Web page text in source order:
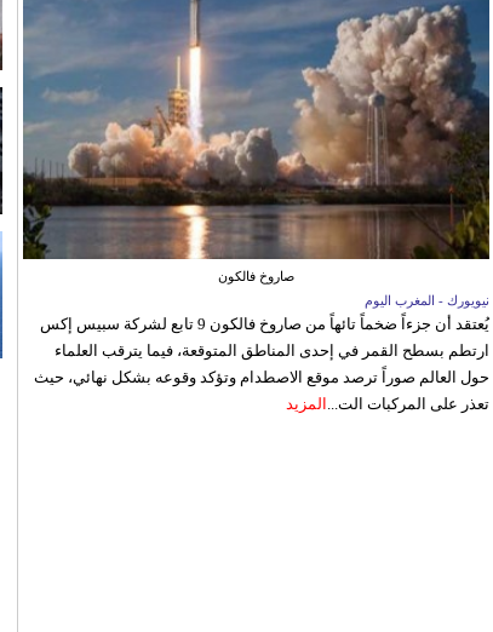
صاروخ فالكون
نيويورك - المغرب اليوم
يُعتقد أن جزءاً ضخماً تائهاً من صاروخ فالكون 9 تابع لشركة سبيس إكس
ارتطم بسطح القمر في إحدى المناطق المتوقعة، فيما يترقب العلماء
حول العالم صوراً ترصد موقع الاصطدام وتؤكد وقوعه بشكل نهائي، حيث
تعذر على المركبات الت... المزيد